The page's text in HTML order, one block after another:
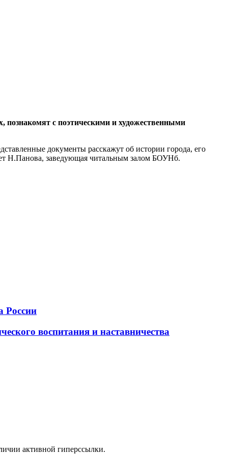
познакомят с поэтическими и художественными
документы расскажут об истории города, его
Н.Панова, заведующая читальным залом БОУНб.
России
воспитания и наставничества
активной гиперссылки.